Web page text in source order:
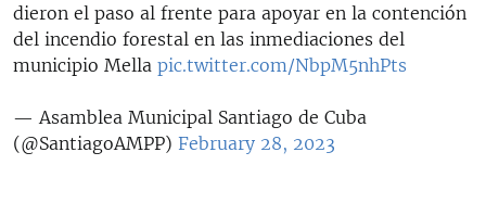
dieron el paso al frente para apoyar en la contención
del incendio forestal en las inmediaciones del
municipio Mella pic.twitter.com/NbpM5nhPts
— Asamblea Municipal Santiago de Cuba
(@SantiagoAMPP) February 28, 2023